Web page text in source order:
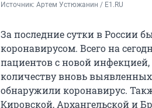
Источник: Артем Устюжанин / Е1.RU
За последние сутки в России
коронавирусом. Всего на
пациентов с новой
количеству вновь выявленных
обнаружили коронавирус.
Кировской, Архангельской и